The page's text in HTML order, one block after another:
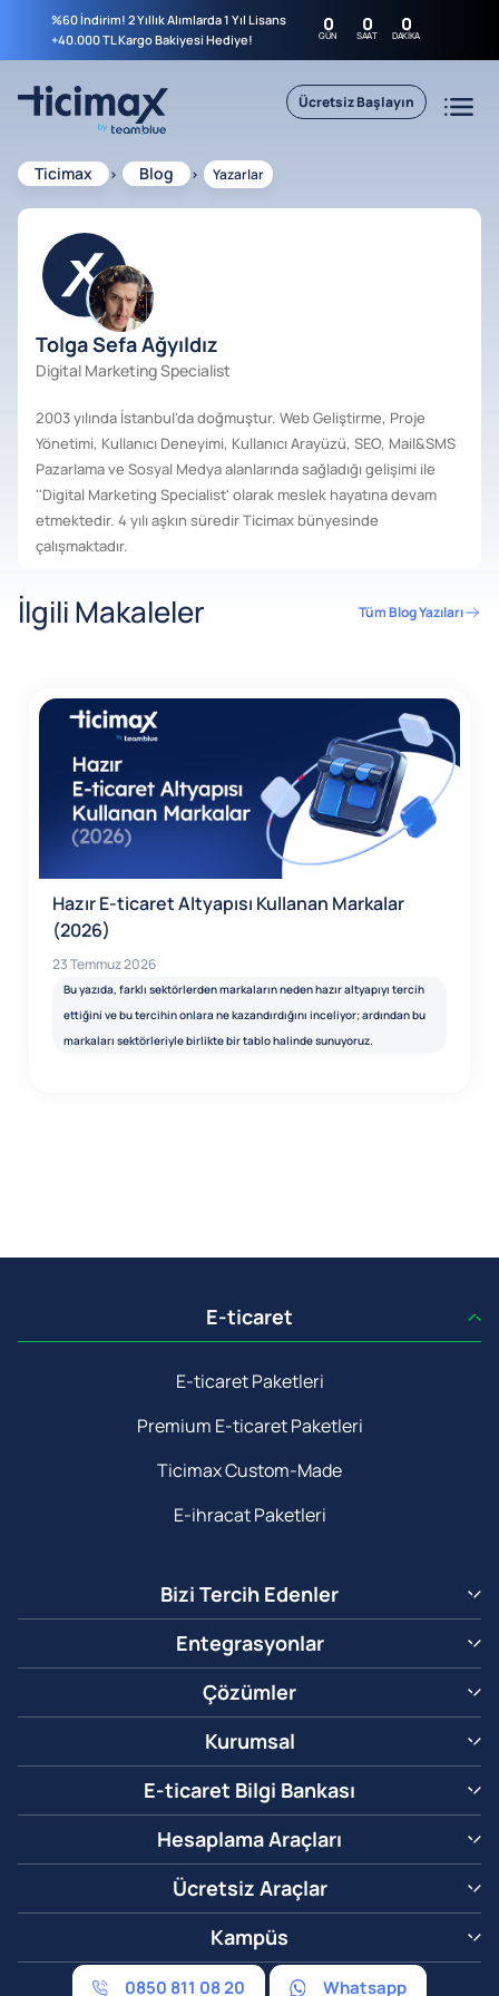
%60 İndirim! 2 Yıllık Alımlarda 1 Yıl Lisans
+40.000 TL Kargo Bakiyesi Hediye!
0
GÜN 0
SAAT 0
DAKIKA
Ücretsiz Başlayın
Ticimax Blog Yazarlar
Tolga Sefa Ağyıldız
Digital Marketing Specialist
2003 yılında İstanbul'da doğmuştur. Web Geliştirme, Proje
Yönetimi, Kullanıcı Deneyimi, Kullanıcı Arayüzü, SEO, Mail&SMS
Pazarlama ve Sosyal Medya alanlarında sağladığı gelişimi ile
''Digital Marketing Specialist' olarak meslek hayatına devam
etmektedir. 4 yılı aşkın süredir Ticimax bünyesinde
çalışmaktadır.
İlgili Makaleler Tüm Blog Yazıları
Hazır E-ticaret Altyapısı Kullanan Markalar
(2026)
23 Temmuz 2026
Bu yazıda, farklı sektörlerden markaların neden hazır altyapıyı tercih
ettiğini ve bu tercihin onlara ne kazandırdığını inceliyor; ardından bu
markaları sektörleriyle birlikte bir tablo halinde sunuyoruz.
E-ticaret
E-ticaret Paketleri
Premium E-ticaret Paketleri
Ticimax Custom-Made
E-ihracat Paketleri
Bizi Tercih Edenler
Entegrasyonlar
Çözümler
Kurumsal
E-ticaret Bilgi Bankası
Hesaplama Araçları
Ücretsiz Araçlar
Kampüs
0850 811 08 20 Whatsapp